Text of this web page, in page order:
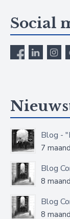
Social
Blog -
7
Blog
8
Blog
8